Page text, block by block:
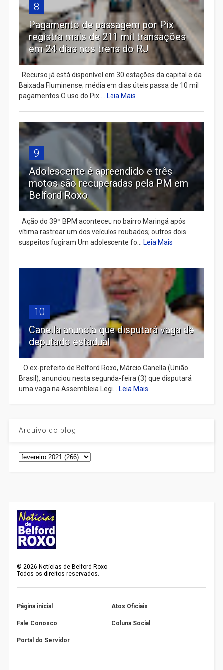
8
Pagamento de passagem por Pix
registra mais de 211 mil transações
em 24 dias nos trens do RJ
Recurso já está disponível em 30 estações da capital e da
Baixada Fluminense; média em dias úteis passa de 10 mil
pagamentos O uso do Pix ... Leia Mais
9
Adolescente é apreendido e três
motos são recuperadas pela PM em
Belford Roxo
Ação do 39º BPM aconteceu no bairro Maringá após
vítima rastrear um dos veículos roubados; outros dois
suspeitos fugiram Um adolescente fo... Leia Mais
10
Canella anuncia que disputará vaga de
deputado estadual
​ O ex-prefeito de Belford Roxo, Márcio Canella (União
Brasil), anunciou nesta segunda-feira (3) que disputará
uma vaga na Assembleia Legi... Leia Mais
Arquivo do blog
©2026 Notícias de Belford Roxo
Todos os direitos reservados.
Página inicial Atos Oficiais
Fale Conosco Coluna Social
Portal do Servidor